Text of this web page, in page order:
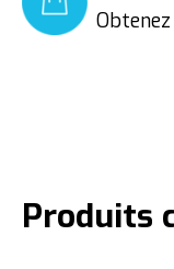
Produits